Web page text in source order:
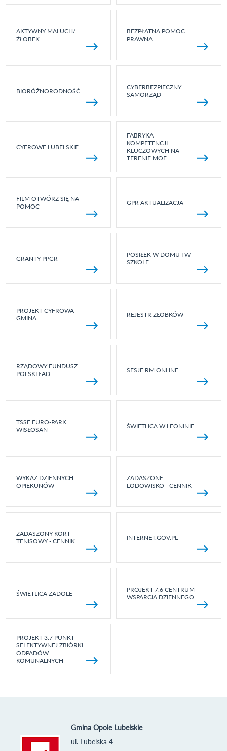
AKTYWNY MALUCH/
ŻŁOBEK
BEZPŁATNA POMOC
PRAWNA
BIORÓŻNORODNOŚĆ
CYBERBEZPIECZNY
SAMORZĄD
CYFROWE LUBELSKIE
FABRYKA
KOMPETENCJI
KLUCZOWYCH NA
TERENIE MOF
FILM OTWÓRZ SIĘ NA
POMOC
GPR AKTUALIZACJA
GRANTY PPGR
POSIŁEK W DOMU I W
SZKOLE
PROJEKT CYFROWA
GMINA
REJESTR ŻŁOBKÓW
RZĄDOWY FUNDUSZ
POLSKI ŁAD
SESJE RM ONLINE
TSSE EURO-PARK
WISŁOSAN
ŚWIETLICA W LEONINIE
WYKAZ DZIENNYCH
OPIEKUNÓW
ZADASZONE
LODOWISKO - CENNIK
ZADASZONY KORT
TENISOWY - CENNIK
INTERNET.GOV.PL
ŚWIETLICA ZADOLE
PROJEKT 7.6 CENTRUM
WSPARCIA DZIENNEGO
PROJEKT 3.7 PUNKT
SELEKTYWNEJ ZBIÓRKI
ODPADÓW
KOMUNALNYCH
Gmina Opole Lubelskie
ul. Lubelska 4